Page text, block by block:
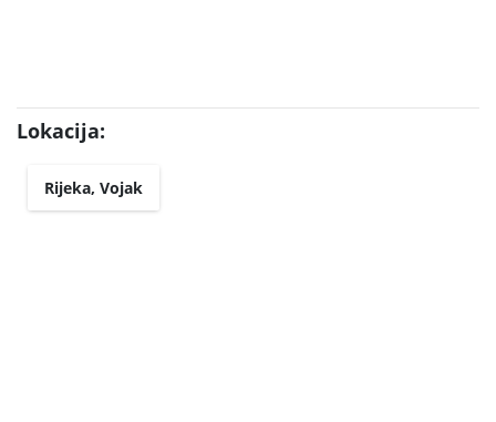
Lokacija:
Rijeka, Vojak